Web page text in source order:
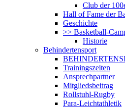
Club der
Hall of Fame der
Geschichte
>> Basketball-
Historie
Behindertensport
Trainingszeiten
Ansprechpartner
Mitgliedsbeitrag
Rollstuhl-Rugby
Para-Leichtathletik